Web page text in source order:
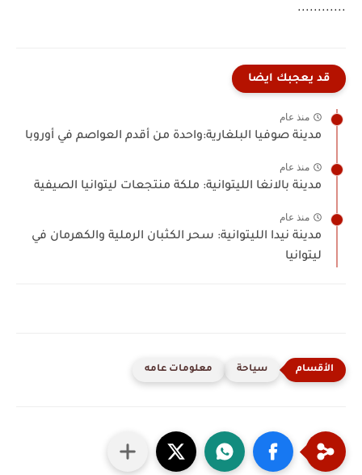
............
قد يعجبك ايضا
منذ عام
مدينة صوفيا البلغارية:واحدة من أقدم العواصم في أوروبا
منذ عام
مدينة بالانغا الليتوانية: ملكة منتجعات ليتوانيا الصيفية
منذ عام
مدينة نيدا الليتوانية: سحر الكثبان الرملية والكهرمان في
ليتوانيا
سياحة معلومات عامه